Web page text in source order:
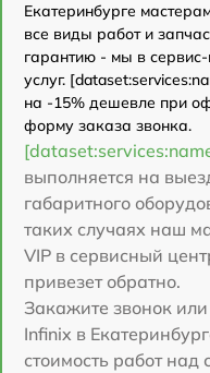
Екатеринбурге
все виды работ и
гарантию - мы в
услуг.
на -15% дешевле при
форму заказа звонка.
выполняется на
габаритного
таких случаях наш
VIP в сервисный
привезет обратно.
Закажите звонок
Infinix в
стоимость работ